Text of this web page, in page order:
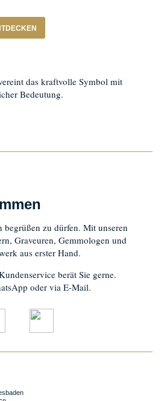
das kraftvolle Symbol mit
Bedeutung.
zu dürfen. Mit unseren
Graveuren, Gemmologen und
aus erster Hand.
berät Sie gerne.
oder via E-Mail.